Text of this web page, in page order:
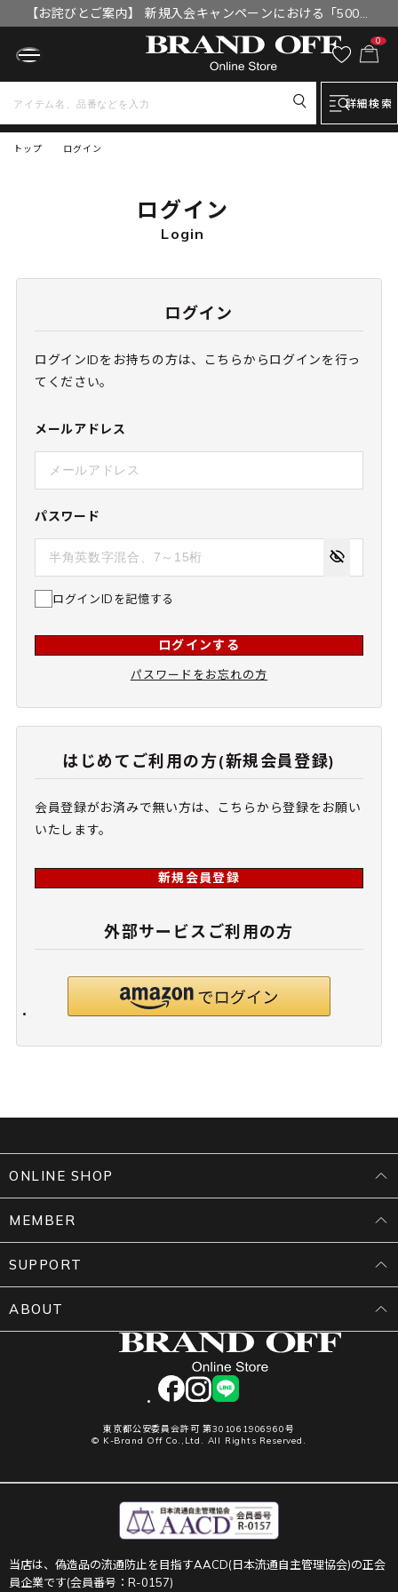
【お詫びとご案内】 新規入会キャンペーンにおける「500円
OFFクーポン」付与漏れと補填について
0
詳細検索
トップ ログイン
ログイン
Login
ログイン
ログインIDをお持ちの方は、こちらからログインを行っ
てください。
メールアドレス
パスワード
ログインIDを記憶する
ログインする
パスワードをお忘れの方
はじめてご利用の方(新規会員登録)
会員登録がお済みで無い方は、こちらから登録をお願い
いたします。
新規会員登録
外部サービスご利用の方
facebookinstagram
LINE
東京都公安委員会許可 第301061906960号
© K-Brand Off Co.,Ltd. All Rights Reserved.
ONLINE SHOP
MEMBER
SUPPORT
ABOUT
当店は、偽造品の流通防止を目指すAACD(日本流通自主管理協会)の正会
員企業です(会員番号：R-0157)